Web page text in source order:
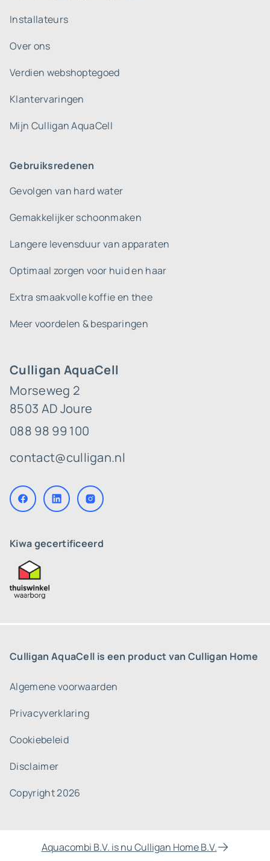
Culligan AquaCell
Morseweg 2
8503 AD Joure
088 98 99 100
contact@culligan.nl
Kiwa gecertificeerd
Installateurs
Over ons
Verdien webshoptegoed
Klantervaringen
Mijn Culligan AquaCell
Gebruiksredenen
Gevolgen van hard water
Gemakkelijker schoonmaken
Langere levensduur van apparaten
Optimaal zorgen voor huid en haar
Extra smaakvolle koffie en thee
Meer voordelen & besparingen
Culligan AquaCell is een product van Culligan Home
Algemene voorwaarden
Privacyverklaring
Cookiebeleid
Disclaimer
Copyright 2026
Aquacombi B.V. is nu Culligan Home B.V.